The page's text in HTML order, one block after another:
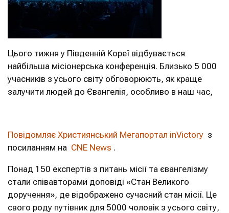
Цього тижня у Південній Кореї відбувається
найбільша місіонерська конференція. Близько 5 000
учасників з усього світу обговорюють, як краще
залучити людей до Євангелія, особливо в наш час,
Повідомляє Християнський Мегапортал inVictory з
посиланням на CNE News .
Понад 150 експертів з питань місії та євангелізму
стали співавторами доповіді «Стан Великого
доручення», де відображено сучасний стан місії. Це
свого роду путівник для 5000 чоловік з усього світу,